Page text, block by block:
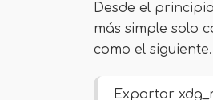
Desde el
más simple solo
como el siguiente.
Exportar